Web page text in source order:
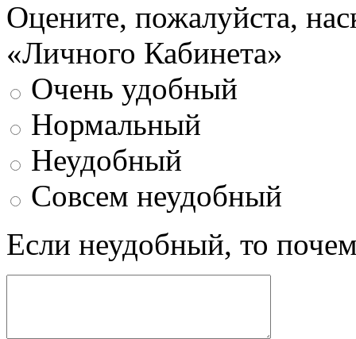
Оцените, пожалуйста,
«Личного Кабинета»
Очень удобный
Нормальный
Неудобный
Совсем неудобный
Если неудобный, то